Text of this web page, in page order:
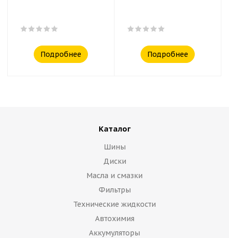
Подробнее Подробнее
Каталог
Шины
Диски
Масла и смазки
Фильтры
Технические жидкости
Автохимия
Аккумуляторы